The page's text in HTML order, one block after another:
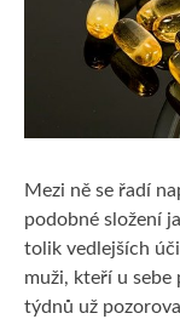
Mezi ně se řadí
podobné složení
tolik vedlejších
muži, kteří u sebe
týdnů už